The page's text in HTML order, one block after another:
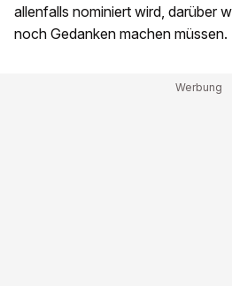
allenfalls nominiert wird, darüber
noch Gedanken machen müssen.